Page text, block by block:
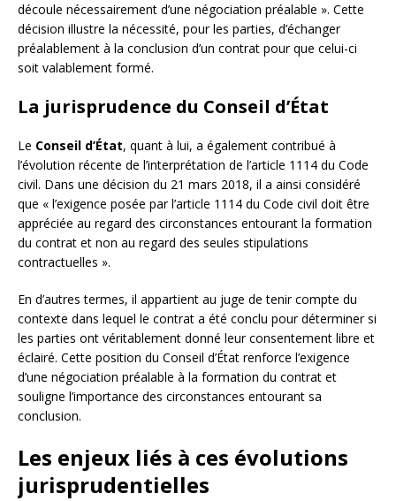
découle nécessairement d’une négociation préalable ». Cette
décision illustre la nécessité, pour les parties, d’échanger
préalablement à la conclusion d’un contrat pour que celui-ci
soit valablement formé.
La jurisprudence du Conseil d’État
Le Conseil d’État, quant à lui, a également contribué à
l’évolution récente de l’interprétation de l’article 1114 du Code
civil. Dans une décision du 21 mars 2018, il a ainsi considéré
que « l’exigence posée par l’article 1114 du Code civil doit être
appréciée au regard des circonstances entourant la formation
du contrat et non au regard des seules stipulations
contractuelles ».
En d’autres termes, il appartient au juge de tenir compte du
contexte dans lequel le contrat a été conclu pour déterminer si
les parties ont véritablement donné leur consentement libre et
éclairé. Cette position du Conseil d’État renforce l’exigence
d’une négociation préalable à la formation du contrat et
souligne l’importance des circonstances entourant sa
conclusion.
Les enjeux liés à ces évolutions
jurisprudentielles